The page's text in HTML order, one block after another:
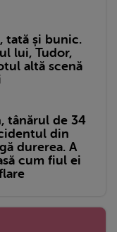
tată și bunic.
lui, Tudor,
altă scenă
tânărul de 34
din
durerea. A
cum fiul ei